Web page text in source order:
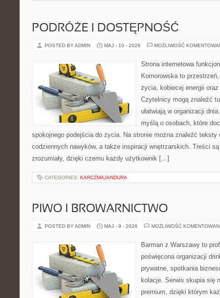
PODRÓŻE I DOSTĘPNOŚĆ
POSTED BY ADMIN MAJ - 10 - 2026 MOŻLIWOŚĆ
Strona internetowa
Komorowska to
życia, kobiecej energii
Czytelnicy mogą znaleźć
ułatwiają w organizacji
myślą o osobach, które
spokojnego podejścia do życia. Na stronie można znaleźć
codziennych nawyków, a także inspiracji wnętrzarskich. Treści
zrozumiały, dzięki czemu każdy użytkownik […]
CATEGORIES: KARCZMAJANDURA
PIWO I BROWARNICTWO
POSTED BY ADMIN MAJ - 9 - 2026 MOŻLIWOŚĆ
Barman z Warszawy to
poświęcona organizacji
prywatne, spotkania
kolacje. Serwis skupia się
premium, dzięki którym